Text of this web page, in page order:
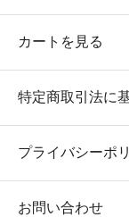
カートを見る
特定商取引法に
プライバシーポ
お問い合わせ